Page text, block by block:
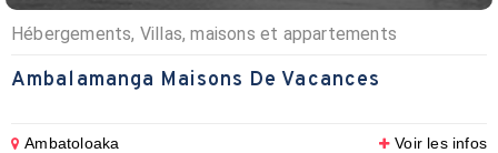
Hébergements, Villas, maisons et appartements
Ambalamanga Maisons De Vacances
Ambatoloaka Voir les infos